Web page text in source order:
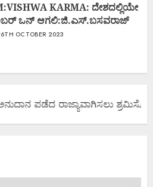
KARMA: ದೇಶದಲ್ಲಿಯೇ
ಒನ್ ಆಗಲಿ:ಜಿ.ಎಸ್.ಬಸವರಾಜ್
OCTOBER 2023
ಪಡೆದ ರಾಜ್ಯಾವಾಗಿಸಲು ಶ್ರಮಿಸೋಣ